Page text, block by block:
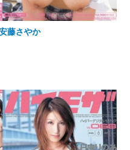
藤さやか